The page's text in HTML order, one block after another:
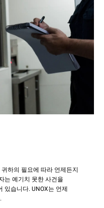
하의 필요에 따라 언제든지
는 예기치 못한 사건을
있습니다. UNOX는 언제